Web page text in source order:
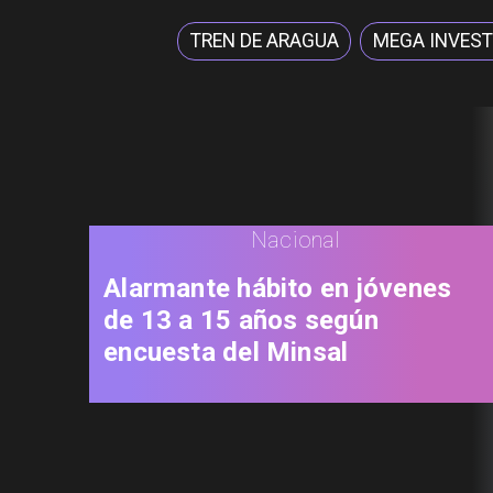
TREN DE ARAGUA MEGA
Nacional
Alarmante hábito en jóvenes
de 13 a 15 años según
encuesta del Minsal